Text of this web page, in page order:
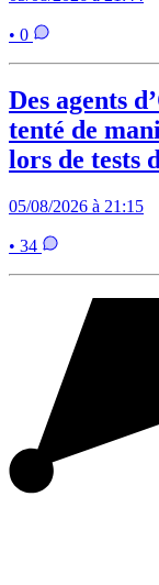
• 0
Des agents
tenté de
lors de tests
05/08/2026 à 21:15
• 34